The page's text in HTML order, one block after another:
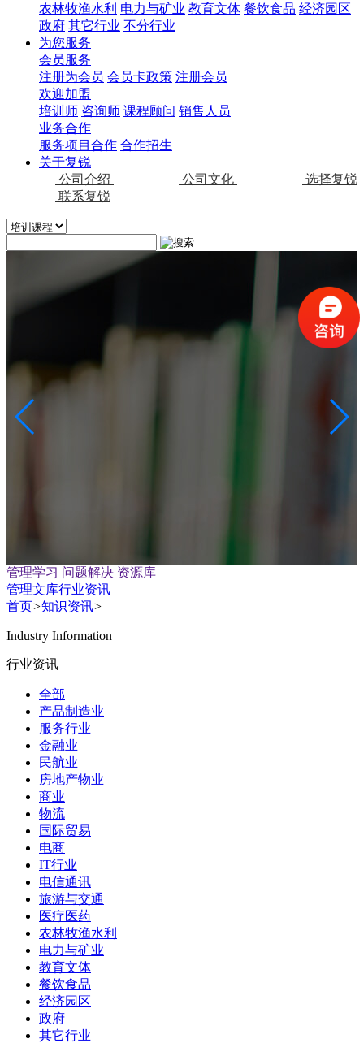
农林牧渔水利 电力与矿业 教育文体 餐饮食品 经济园区
政府 其它行业 不分行业
为您服务
会员服务
注册为会员 会员卡政策 注册会员
欢迎加盟
培训师 咨询师 课程顾问 销售人员
业务合作
服务项目合作 合作招生
关于复锐
公司介绍
公司文化
选择复锐
联系复锐
管理学习 问题解决 资源库
管理文库行业资讯
首页>知识资讯>
Industry Information
行业资讯
全部
产品制造业
服务行业
金融业
民航业
房地产物业
商业
物流
国际贸易
电商
IT行业
电信通讯
旅游与交通
医疗医药
农林牧渔水利
电力与矿业
教育文体
餐饮食品
经济园区
政府
其它行业